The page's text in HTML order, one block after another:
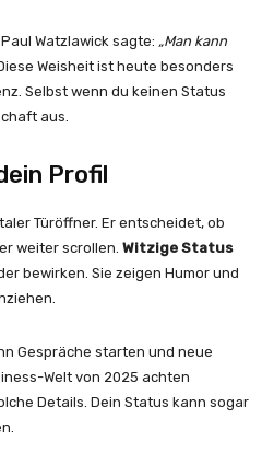
Watzlawick sagte: „Man kann
Weisheit ist heute besonders
Selbst wenn du keinen Status
aus.
Profil
Türöffner. Er entscheidet, ob
weiter scrollen. Witzige Status
bewirken. Sie zeigen Humor und
Gespräche starten und neue
Welt von 2025 achten
Details. Dein Status kann sogar